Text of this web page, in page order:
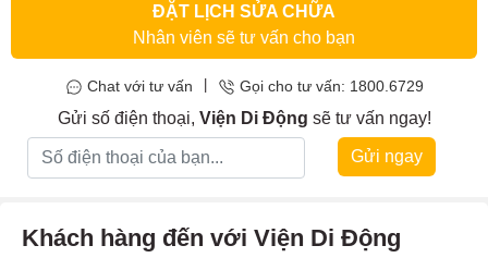
ĐẶT LỊCH SỬA CHỮA
Nhân viên sẽ tư vấn cho bạn
Chat với tư vấn Gọi cho tư vấn: 1800.6729
Gửi số điện thoại, Viện Di Động sẽ tư vấn ngay!
Gửi ngay
Khách hàng đến với Viện Di Động